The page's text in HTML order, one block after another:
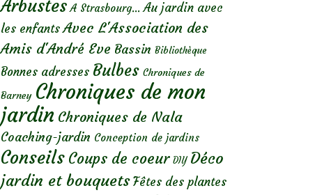
Arbustes A Strasbourg... Au jardin avec
les enfants Avec L'Association des
Amis d'André Eve Bassin Bibliothèque
Bonnes adresses Bulbes Chroniques de
Barney Chroniques de mon
jardin Chroniques de Nala
Coaching-jardin Conception de jardins
Conseils Coups de coeur DIY Déco
jardin et bouquets Fêtes des plantes